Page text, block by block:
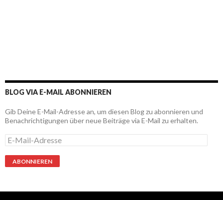
BLOG VIA E-MAIL ABONNIEREN
Gib Deine E-Mail-Adresse an, um diesen Blog zu abonnieren und
Benachrichtigungen über neue Beiträge via E-Mail zu erhalten.
E
-
M
a
-